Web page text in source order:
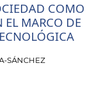
COMO
EL MARCO DE
SÁNCHEZ